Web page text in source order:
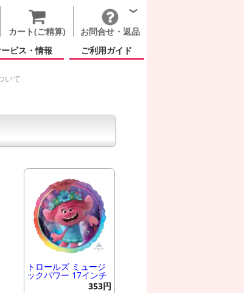
カート(ご精算)
お問合せ・返品
ビス・情報 ご利用ガイド
いて
トロールズ ミュージ
ックパワー 17インチ
353円